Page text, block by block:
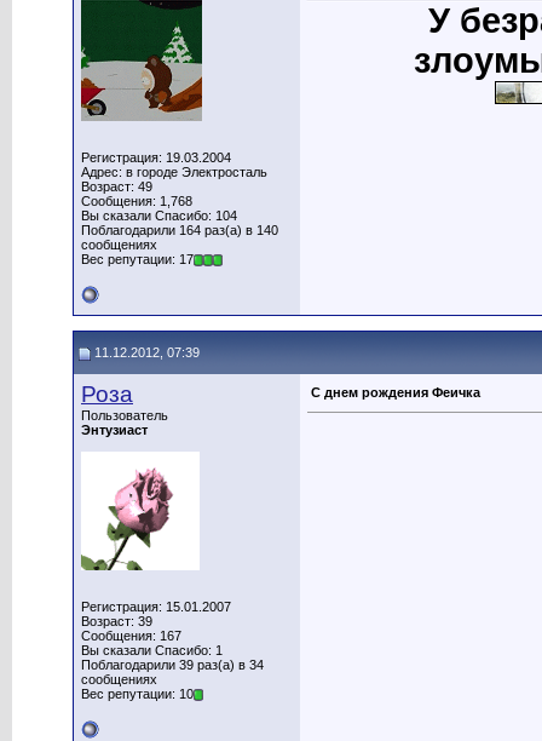
Регистрация: 19.03.2004
Адрес: в городе Электросталь
Возраст: 49
Сообщения: 1,768
Вы сказали Спасибо: 104
Поблагодарили 164 раз(а) в 140
сообщениях
Вес репутации: 17
У
11.12.2012, 07:39
Роза
Пользователь
Энтузиаст
Регистрация: 15.01.2007
Возраст: 39
Сообщения: 167
Вы сказали Спасибо: 1
Поблагодарили 39 раз(а) в 34
сообщениях
Вес репутации: 10
С днем рождения Феичка